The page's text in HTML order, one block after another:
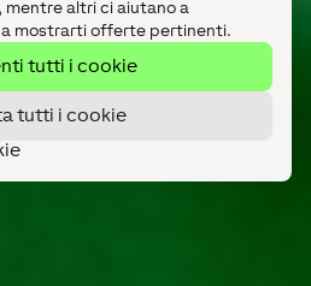
altri ci aiutano a
mostrarti offerte pertinenti.
tutti i cookie
tutti i cookie